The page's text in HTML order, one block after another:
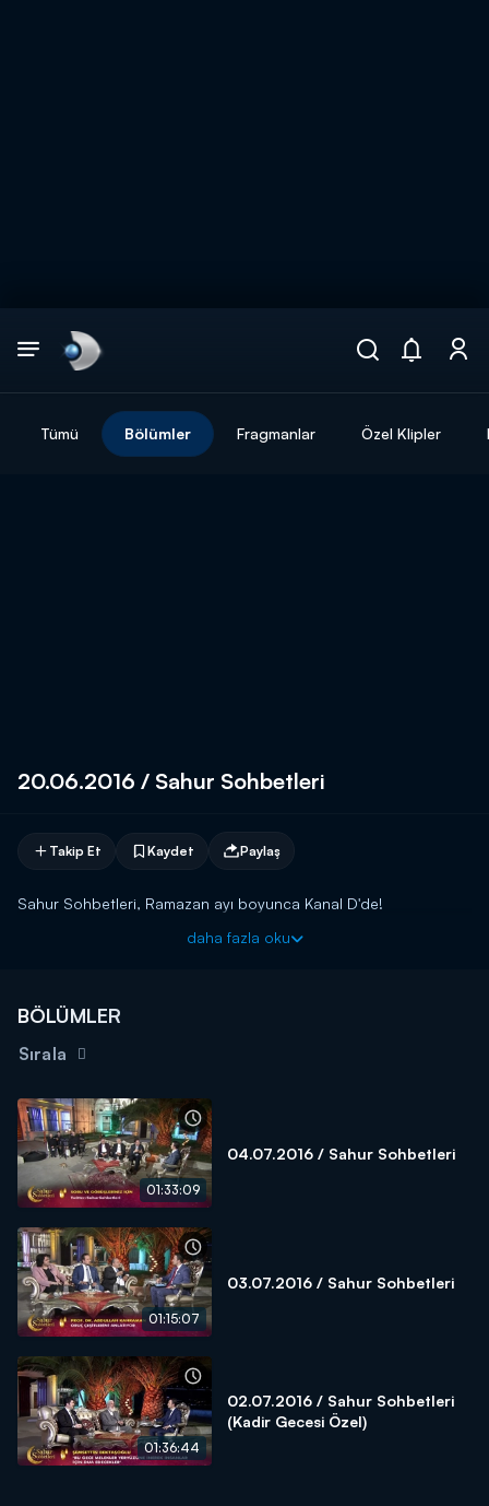
Tümü Bölümler Fragmanlar Özel Klipler
20.06.2016 / Sahur Sohbetleri
Takip Et Kaydet Paylaş
Sahur Sohbetleri, Ramazan ayı boyunca Kanal D'de!
daha fazla oku
BÖLÜMLER
Sırala
01:33:09
04.07.2016 / Sahur Sohbetleri
01:15:07
03.07.2016 / Sahur Sohbetleri
01:36:44
02.07.2016 / Sahur Sohbetleri
(Kadir Gecesi Özel)